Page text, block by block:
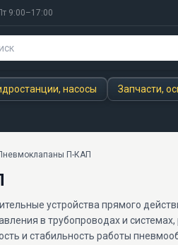
9:00–17:00
насосы Запчасти,
П-КАП
устройства прямого
в трубопроводах и
и стабильность работы